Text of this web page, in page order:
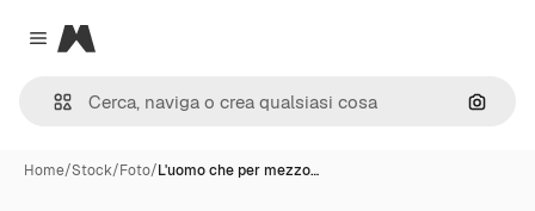
Close menu
Magnific
Cerca
Home/Stock/Foto/L'uomo che per mezzo…